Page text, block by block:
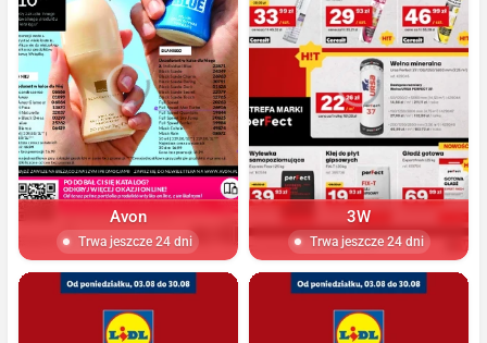
Avon
Trwa jeszcze 24 dni
3W
Trwa jeszcze 24 dni